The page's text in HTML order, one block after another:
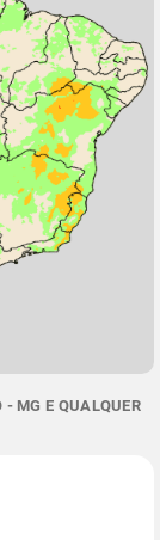
- MG E QUALQUER